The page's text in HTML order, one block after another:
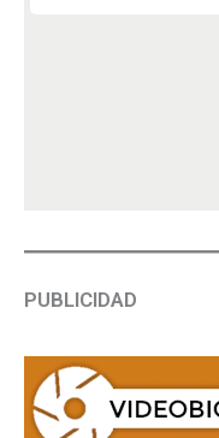
PUBLICIDAD